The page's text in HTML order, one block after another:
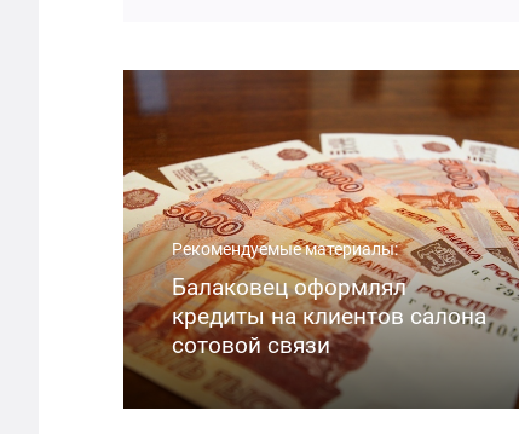
Рекомендуемые материалы:
Балаковец оформлял
кредиты на клиентов салона
сотовой связи